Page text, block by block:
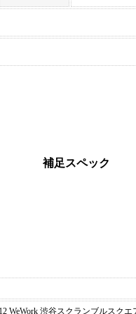
補足スペック
WeWork 渋谷スクランブルスクエ